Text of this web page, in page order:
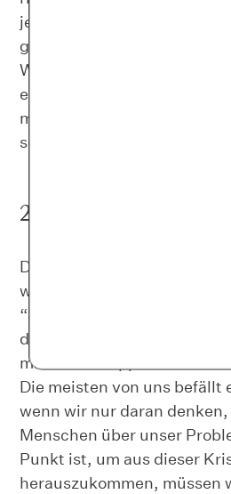
jetzt gegangen? Und
gehen? Was sind unsere
Welche wunderbaren
erfüllen uns? Fangen wir
mehr Platz in unserem
schließlich unser Leben,
2. Spreche mit
Deine Freund*innen haben
wurden nicht von der fetten
“Sinnkrise” überrollt?
den Beginn deines Weges
mittleren Etappe anderer
Die meisten von uns befällt
wenn wir nur daran
Menschen über unser
Punkt ist, um aus dieser
herauszukommen, müssen